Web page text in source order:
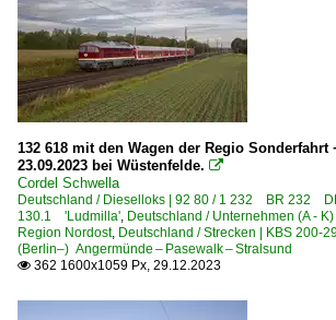
132 618 mit den Wagen der Regio Sonderfahrt
23.09.2023 bei Wüstenfelde. 
Cordel Schwella
Deutschland / Dieselloks | 92 80 / 1 232 BR 232
130.1 'Ludmilla', Deutschland / Unternehmen (A -
Region Nordost, Deutschland / Strecken | KBS 200-
(Berlin–) Angermünde – Pasewalk – Stralsund
 362 1600x1059 Px, 29.12.2023